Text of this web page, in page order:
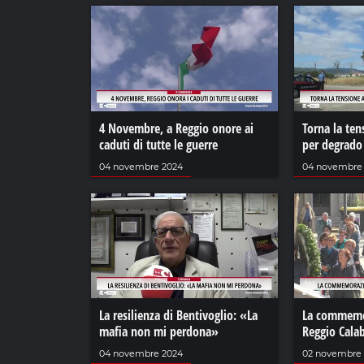
4 Novembre, a Reggio onore ai
caduti di tutte le guerre
04 novembre 2024
Torna la
per
04 novembre
La resilienza di Bentivoglio: «La
mafia non mi perdona»
04 novembre 2024
La
Reggio
02 novembre